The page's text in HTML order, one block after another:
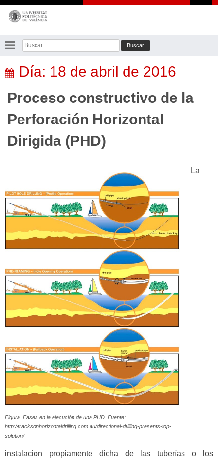
Saltar
contenido
Buscar:
Día: 18 de abril de 2016
Proceso constructivo de la
Perforación Horizontal
Dirigida (PHD)
Figura. Fases en la ejecución de una PHD. Fuente:
http://tracksonhorizontaldrilling.com.au/directional-drilling-presents-top-
solution/
La
instalación propiamente dicha de las tuberías o los